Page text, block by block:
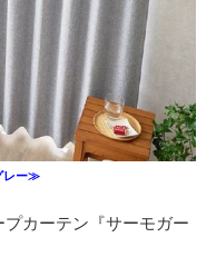
レー≫
カーテン『サーモガー